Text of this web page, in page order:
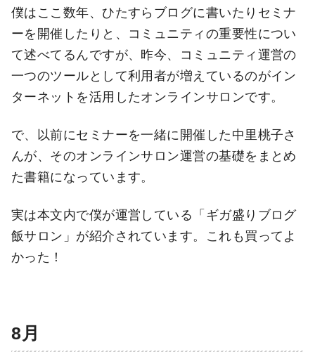
僕はここ数年、ひたすらブログに書いたりセミナ
ーを開催したりと、コミュニティの重要性につい
て述べてるんですが、昨今、コミュニティ運営の
一つのツールとして利用者が増えているのがイン
ターネットを活用したオンラインサロンです。
で、以前にセミナーを一緒に開催した中里桃子さ
んが、そのオンラインサロン運営の基礎をまとめ
た書籍になっています。
実は本文内で僕が運営している「ギガ盛りブログ
飯サロン」が紹介されています。これも買ってよ
かった！
8月